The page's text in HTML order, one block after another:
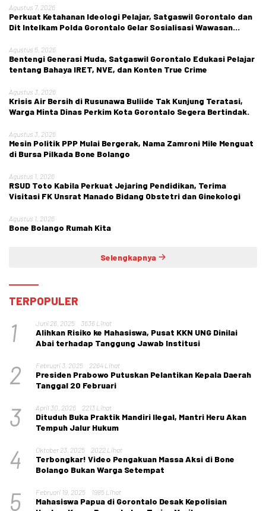
Agustus 7, 2026
Perkuat Ketahanan Ideologi Pelajar, Satgaswil Gorontalo dan
Dit Intelkam Polda Gorontalo Gelar Sosialisasi Wawasan
Agustus 5, 2026
Bentengi Generasi Muda, Satgaswil Gorontalo Edukasi Pelajar
tentang Bahaya IRET, NVE, dan Konten True Crime
Agustus 3, 2026
Krisis Air Bersih di Rusunawa Buliide Tak Kunjung Teratasi,
Warga Minta Dinas Perkim Kota Gorontalo Segera Bertindak.
Agustus 3, 2026
Mesin Politik PPP Mulai Bergerak, Nama Zamroni Mile Menguat
di Bursa Pilkada Bone Bolango
Agustus 1, 2026
RSUD Toto Kabila Perkuat Jejaring Pendidikan, Terima
Visitasi FK Unsrat Manado Bidang Obstetri dan Ginekologi
Agustus 1, 2026
Bone Bolango Rumah Kita
Selengkapnya
TERPOPULER
1 Juni 26, 2025 3636 Lihat
Alihkan Risiko ke Mahasiswa, Pusat KKN UNG Dinilai
Abai terhadap Tanggung Jawab Institusi
2 Februari 3, 2025 2264 Lihat
Presiden Prabowo Putuskan Pelantikan Kepala Daerah
Tanggal 20 Februari
3 April 30, 2026 2213 Lihat
Dituduh Buka Praktik Mandiri Ilegal, Mantri Heru Akan
Tempuh Jalur Hukum
4 Oktober 23, 2025 2022 Lihat
Terbongkar! Video Pengakuan Massa Aksi di Bone
Bolango Bukan Warga Setempat
5 Februari 19, 2025 1985 Lihat
Mahasiswa Papua di Gorontalo Desak Kepolisian